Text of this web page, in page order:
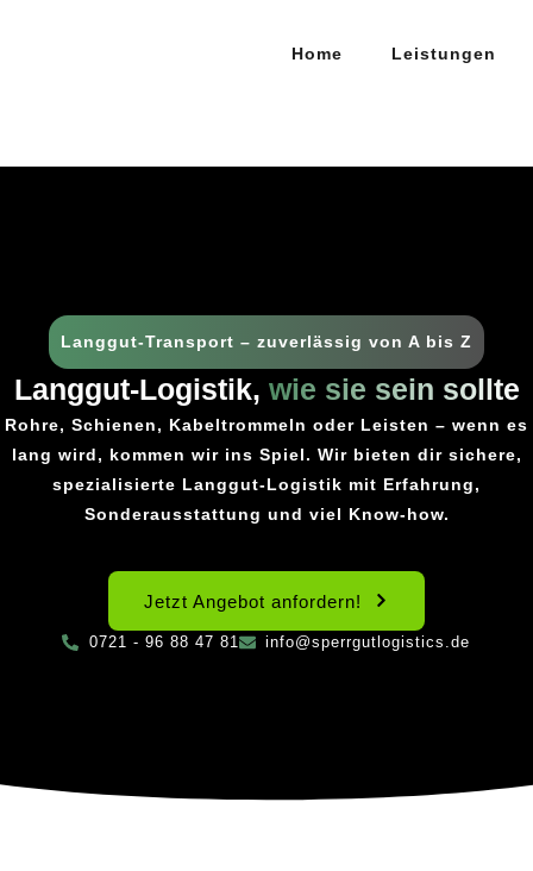
Home Leistungen
Langgut-Transport – zuverlässig von A bis Z
Langgut-Logistik, wie sie sein sollte
Rohre, Schienen, Kabeltrommeln oder Leisten – wenn es
lang wird, kommen wir ins Spiel. Wir bieten dir sichere,
spezialisierte Langgut-Logistik mit Erfahrung,
Sonderausstattung und viel Know-how.
Jetzt Angebot anfordern!
0721 - 96 88 47 81 info@sperrgutlogistics.de